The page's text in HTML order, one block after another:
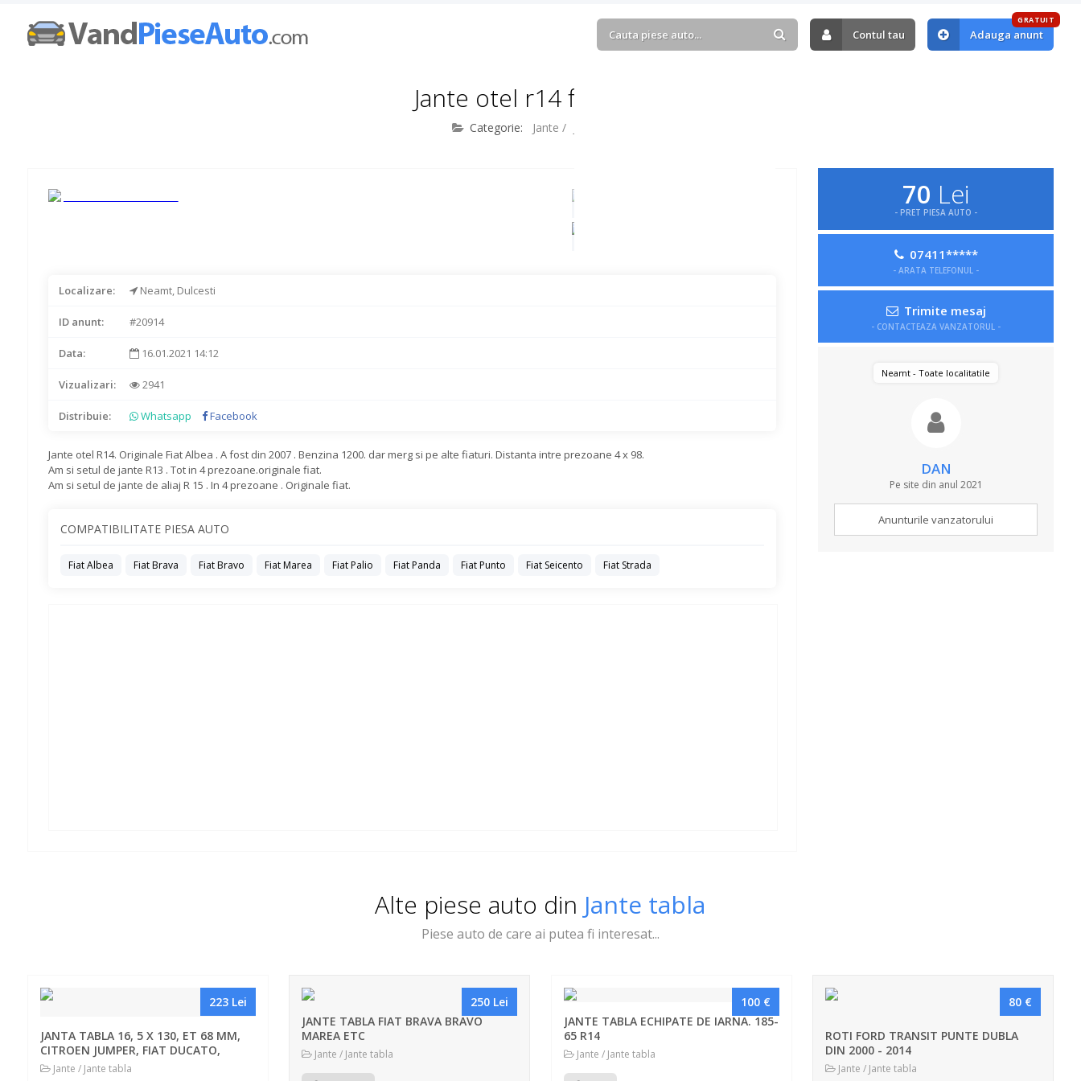
Contul tau Adauga anunt
GRATUIT
Jante otel r14 fiat albea
Categorie: Jante /
Localizare: Neamt, Dulcesti
ID anunt: #20914
Data: 16.01.2021 14:12
Vizualizari: 2941
Distribuie: Whatsapp Facebook
Jante otel R14. Originale Fiat Albea . A fost din 2007 . Benzina 1200. dar merg si pe alte fiaturi. Distanta intre prezoane 4 x 98.
Am si setul de jante R13 . Tot in 4 prezoane.originale fiat.
Am si setul de jante de aliaj R 15 . In 4 prezoane . Originale fiat.
COMPATIBILITATE PIESA AUTO
Fiat Albea Fiat Brava Fiat Bravo Fiat Marea Fiat Palio Fiat Panda Fiat Punto Fiat Seicento Fiat Strada
70 Lei
- PRET PIESA AUTO -
07411*****
- ARATA TELEFONUL -
Trimite mesaj
- CONTACTEAZA VANZATORUL -
Neamt - Toate localitatile
DAN
Pe site din anul 2021
Anunturile vanzatorului
Alte piese auto din Jante tabla
Piese auto de care ai putea fi interesat...
223 Lei
JANTA TABLA 16, 5 X 130, ET 68 MM,
CITROEN JUMPER, FIAT DUCATO,
Jante / Jante tabla
250 Lei
JANTE TABLA FIAT BRAVA BRAVO
MAREA ETC
Jante / Jante tabla
100 €
JANTE TABLA ECHIPATE DE IARNA. 185-
65 R14
Jante / Jante tabla
80 €
ROTI FORD TRANSIT PUNTE DUBLA
DIN 2000 - 2014
Jante / Jante tabla